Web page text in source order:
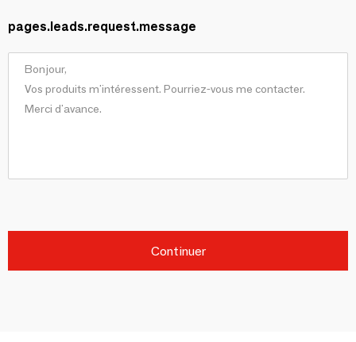
pages.leads.request.message
Continuer